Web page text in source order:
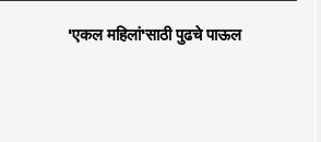
'एकल महिलां'साठी पुढचे पाऊल